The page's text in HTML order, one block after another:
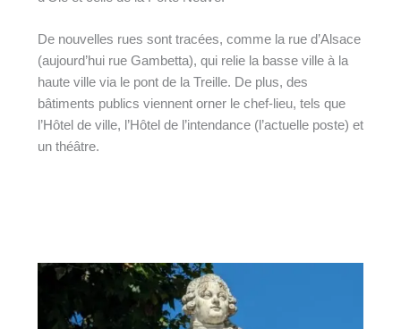
De nouvelles rues sont tracées, comme la rue d’Alsace
(aujourd’hui rue Gambetta), qui relie la basse ville à la
haute ville via le pont de la Treille. De plus, des
bâtiments publics viennent orner le chef-lieu, tels que
l’Hôtel de ville, l’Hôtel de l’intendance (l’actuelle poste) et
un théâtre.